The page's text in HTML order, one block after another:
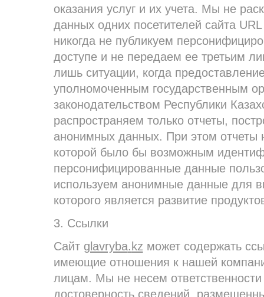
оказания услуг и их учета. Мы не
данных одних посетителей сайта
никогда не публикуем
доступе и не передаем ее третьим
лишь ситуации, когда
уполномоченным государственным
законодательством Республики
распространяем только отчеты,
анонимных данных. При этом
которой было бы возможным
персонифицированные данные
используем анонимные данные для
которого является развитие
3. Ссылки
Сайт glavryba. kz может содержать
имеющие отношения к нашей
лицам. Мы не несем ответственности
достоверность сведений,